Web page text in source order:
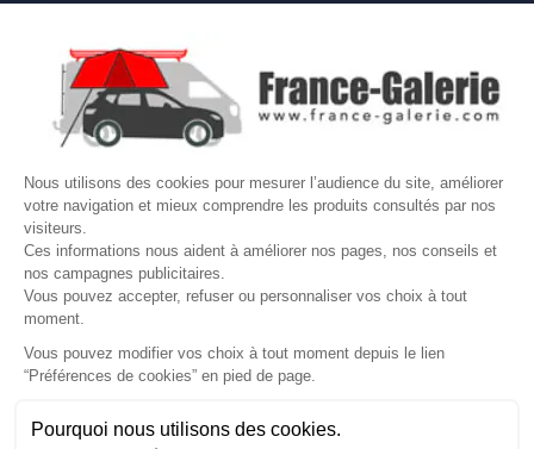
Nous utilisons des cookies pour mesurer l’audience du site, améliorer
votre navigation et mieux comprendre les produits consultés par nos
visiteurs.
Ces informations nous aident à améliorer nos pages, nos conseils et
nos campagnes publicitaires.
Vous pouvez accepter, refuser ou personnaliser vos choix à tout
moment.
Vous pouvez modifier vos choix à tout moment depuis le lien
“Préférences de cookies” en pied de page.
Pourquoi nous utilisons des cookies.
Gérer mes cookies
VOTRE COMPTE 
Site protégé par reCAPTCHA.
LETTRE D'INFORMATIONS